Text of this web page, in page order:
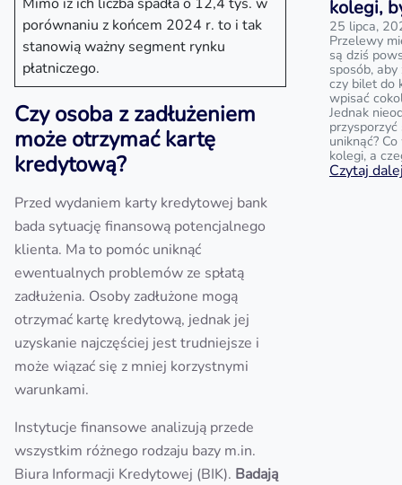
porównaniu z końcem 2024 r. to i tak
stanowią ważny segment rynku
płatniczego.
Czy osoba z zadłużeniem
może otrzymać kartę
kredytową?
Przed wydaniem karty kredytowej bank
bada sytuację finansową potencjalnego
klienta. Ma to pomóc uniknąć
ewentualnych problemów ze spłatą
zadłużenia. Osoby zadłużone mogą
otrzymać kartę kredytową, jednak jej
uzyskanie najczęściej jest trudniejsze i
może wiązać się z mniej korzystnymi
warunkami.
Instytucje finansowe analizują przede
wszystkim różnego rodzaju bazy m.in.
Biura Informacji Kredytowej (BIK). Badają
kolegi,
25 lipca,
Przelewy
są dziś
sposób,
czy bilet do
wpisać
Jednak
uniknąć?
kolegi, a
Czytaj